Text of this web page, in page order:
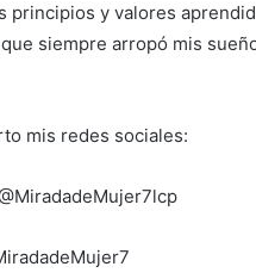
principios y valores
siempre arropó mis
mis redes sociales: